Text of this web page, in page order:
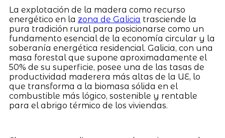
La explotación de la madera como recurso
energético en la zona de Galicia trasciende la
pura tradición rural para posicionarse como un
fundamento esencial de la economía circular y la
soberanía energética residencial. Galicia, con una
masa forestal que supone aproximadamente el
50% de su superficie, posee una de las tasas de
productividad maderera más altas de la UE, lo
que transforma a la biomasa sólida en el
combustible más lógico, sostenible y rentable
para el abrigo térmico de los viviendas.